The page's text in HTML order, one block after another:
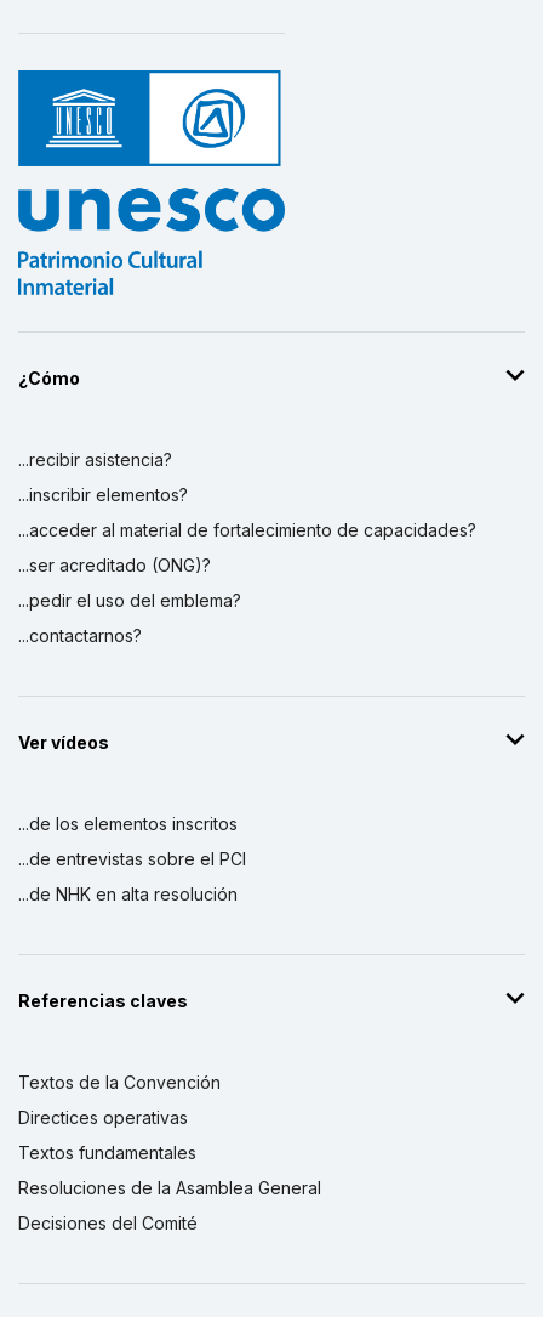
¿Cómo
...recibir asistencia?
...inscribir elementos?
...acceder al material de fortalecimiento de capacidades?
...ser acreditado (ONG)?
...pedir el uso del emblema?
...contactarnos?
Ver vídeos
...de los elementos inscritos
...de entrevistas sobre el PCI
...de NHK en alta resolución
Referencias claves
Textos de la Convención
Directices operativas
Textos fundamentales
Resoluciones de la Asamblea General
Decisiones del Comité